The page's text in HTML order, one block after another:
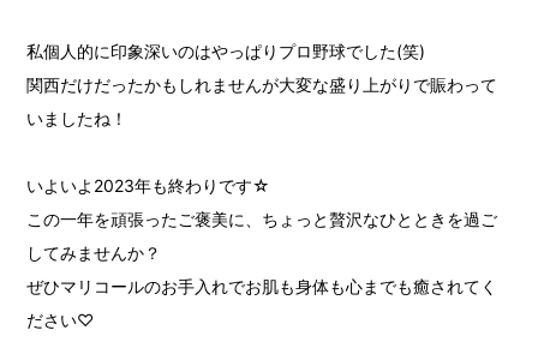
私個人的に印象深いのはやっぱりプロ野球でした(笑)
関西だけだったかもしれませんが大変な盛り上がりで賑わって
いましたね！
いよいよ2023年も終わりです☆
この一年を頑張ったご褒美に、ちょっと贅沢なひとときを過ご
してみませんか？
ぜひマリコールのお手入れでお肌も身体も心までも癒されてく
ださい♡